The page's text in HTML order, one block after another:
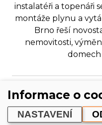
instalatéři a topenáři
montáže plynu a
Brno řeší
nemovitosti,
domech
Copyright ©
Informace o
NASTAVENÍ